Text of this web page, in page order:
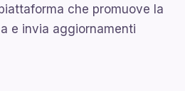
che promuove la
e invia aggiornamenti